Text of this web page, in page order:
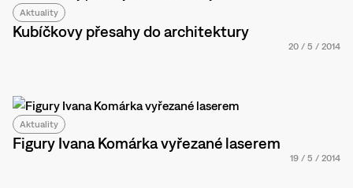
Aktuality
Kubíčkovy přesahy do architektury
20 / 5 / 2014
Aktuality
Figury Ivana Komárka vyřezané laserem
19 / 5 / 2014